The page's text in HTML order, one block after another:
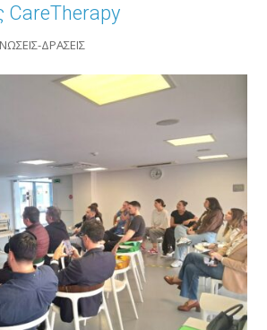
CareTherapy
ΔΡΑΣΕΙΣ